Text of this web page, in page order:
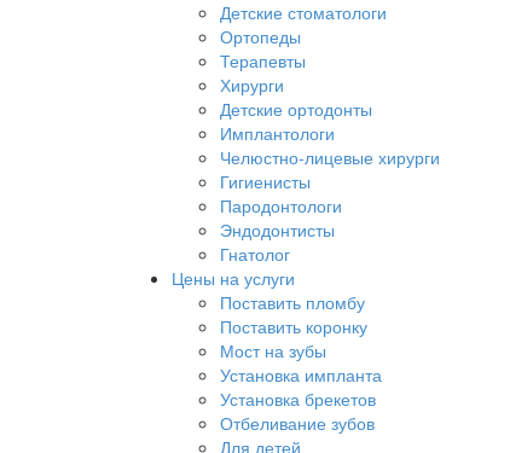
Детские стоматологи
Ортопеды
Терапевты
Хирурги
Детские ортодонты
Имплантологи
Челюстно-лицевые хирурги
Гигиенисты
Пародонтологи
Эндодонтисты
Гнатолог
Цены на услуги
Поставить пломбу
Поставить коронку
Мост на зубы
Установка импланта
Установка брекетов
Отбеливание зубов
Для детей